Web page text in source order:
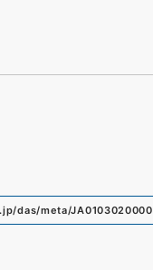
das/meta/JA0103020000